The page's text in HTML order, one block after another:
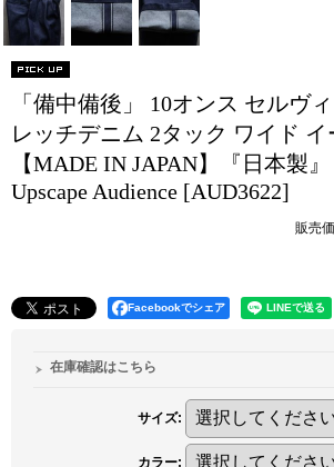
「備中備後」 10オンス セルヴ
レッチデニム 2タック ワイド
【MADE IN JAPAN】『日本製
Upscape Audience [AUD3622]
販売
Facebookでシェア
在庫確認はこちら
サイズ:
カラー: